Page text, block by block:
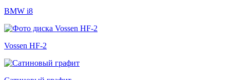
BMW i8
Vossen HF-2